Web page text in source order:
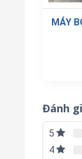
MÁY
Đánh
5
4